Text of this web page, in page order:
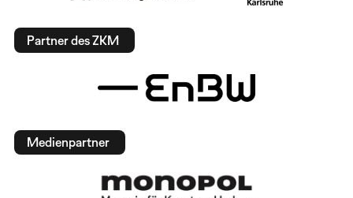
Partner des ZKM
Medienpartner